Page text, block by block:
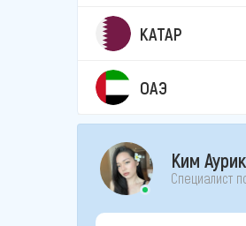
КАТАР
ОАЭ
Ким
Специалист